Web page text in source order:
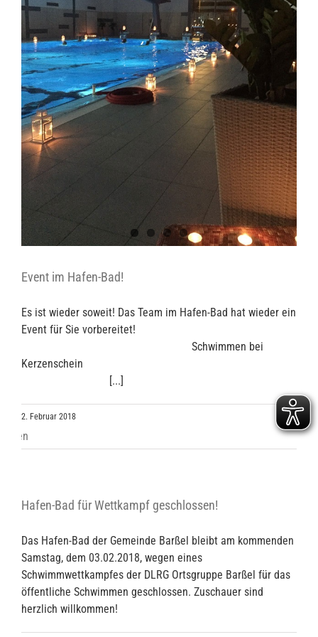
Event im Hafen-Bad!
Es ist wieder soweit! Das Team im Hafen-Bad hat wieder ein
Event für Sie vorbereitet!
Schwimmen bei
Kerzenschein
[...]
2. Februar 2018
Hafen-Bad für Wettkampf geschlossen!
Das Hafen-Bad der Gemeinde Barßel bleibt am kommenden
Samstag, dem 03.02.2018, wegen eines
Schwimmwettkampfes der DLRG Ortsgruppe Barßel für das
öffentliche Schwimmen geschlossen. Zuschauer sind
herzlich willkommen!